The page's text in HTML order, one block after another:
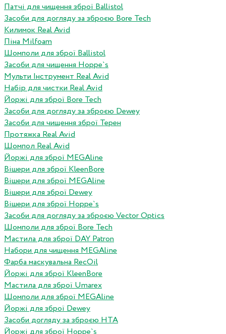
Патчі для чищення зброї Ballistol
Засоби для догляду за зброєю Bore Tech
Килимок Real Avid
Піна Milfoam
Шомполи для зброї Ballistol
Засоби для чищення Hoppe`s
Мульти Інструмент Real Avid
Набір для чистки Real Avid
Йоржі для зброї Bore Tech
Засоби для догляду за зброєю Dewey
Засоби для чищення зброї Терен
Протяжка Real Avid
Шомпол Real Avid
Йоржі для зброї MEGAline
Вішери для зброї KleenBore
Вішери для зброї MEGAline
Вішери для зброї Dewey
Вішери для зброї Hoppe`s
Засоби для догляду за зброєю Vector Optics
Шомполи для зброї Bore Tech
Мастила для зброї DAY Patron
Набори для чищення MEGAline
Фарба маскувальна RecOil
Йоржі для зброї KleenBore
Мастила для зброї Umarex
Шомполи для зброї MEGAline
Йоржі для зброї Dewey
Засоби догляду за зброєю HTA